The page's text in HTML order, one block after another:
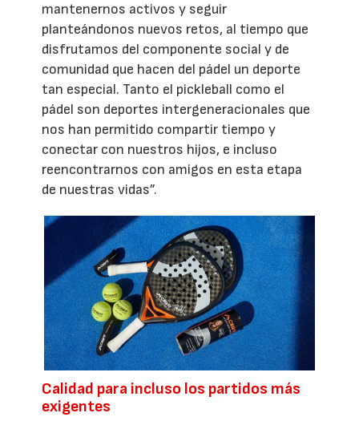
mantenernos activos y seguir
planteándonos nuevos retos, al tiempo que
disfrutamos del componente social y de
comunidad que hacen del pádel un deporte
tan especial. Tanto el pickleball como el
pádel son deportes intergeneracionales que
nos han permitido compartir tiempo y
conectar con nuestros hijos, e incluso
reencontrarnos con amigos en esta etapa
de nuestras vidas”.
Calidad para incluso los partidos más
exigentes